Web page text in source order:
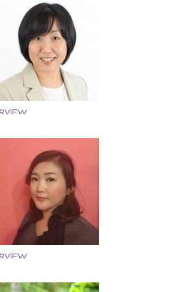
事指導（薬膳インストラクター・だしソ
チング・カウンセリング・SBT３級を活
フォローオンライン相談 ・「元気な赤ち
てるための体づくりセミナー」開催
事務所/㈱ハッピーシェアリング 代表
卒業 大学卒業後、上京し、タレントマネ
派遣社員として職を転々としながら社会
格を取得。 社会保険労務士法人にて７年
２回の離婚を経験し、２０１６年４月に
独立開業。 面会交流の必要性について
頼あり。
ールにじのいえ』経営
まれ。 関西学院大学社会学部卒業 保育士
童支援員認定資格・社会福祉施設長資格
（乳幼児応急手当）資格を取得。 趣
技はシンクロナイズドスイミング（ジュ
クチーム競技優勝経験あり）。 大学卒業
体で16年間総合職として勤務。 ２０１６
第一号民間学童保育室「ＮＰＯ法人ア
タースクールにじのいえ http://nijino-